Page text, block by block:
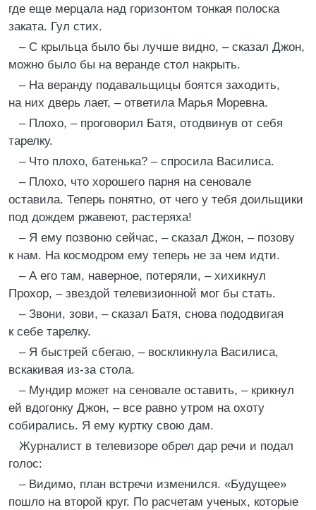
где еще мерцала над горизонтом тонкая полоска
заката. Гул стих.
– С крыльца было бы лучше видно, – сказал Джон,
можно было бы на веранде стол накрыть.
– На веранду подавальщицы боятся заходить,
на них дверь лает, – ответила Марья Моревна.
– Плохо, – проговорил Батя, отодвинув от себя
тарелку.
– Что плохо, батенька? – спросила Василиса.
– Плохо, что хорошего парня на сеновале
оставила. Теперь понятно, от чего у тебя доильщики
под дождем ржавеют, растеряха!
– Я ему позвоню сейчас, – сказал Джон, – позову
к нам. На космодром ему теперь не за чем идти.
– А его там, наверное, потеряли, – хихикнул
Прохор, – звездой телевизионной мог бы стать.
– Звони, зови, – сказал Батя, снова пододвигая
к себе тарелку.
– Я быстрей сбегаю, – воскликнула Василиса,
вскакивая из-за стола.
– Мундир может на сеновале оставить, – крикнул
ей вдогонку Джон, – все равно утром на охоту
собирались. Я ему куртку свою дам.
Журналист в телевизоре обрел дар речи и подал
голос:
– Видимо, план встречи изменился. «Будущее»
пошло на второй круг. По расчетам ученых, которые